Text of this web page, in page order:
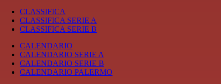
CLASSIFICA
CLASSIFICA SERIE A
CLASSIFICA SERIE B
CALENDARIO
CALENDARIO SERIE A
CALENDARIO SERIE B
CALENDARIO PALERMO